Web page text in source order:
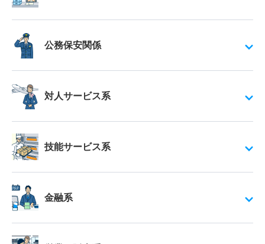
公務保安関係
対人サービス系
技能サービス系
金融系